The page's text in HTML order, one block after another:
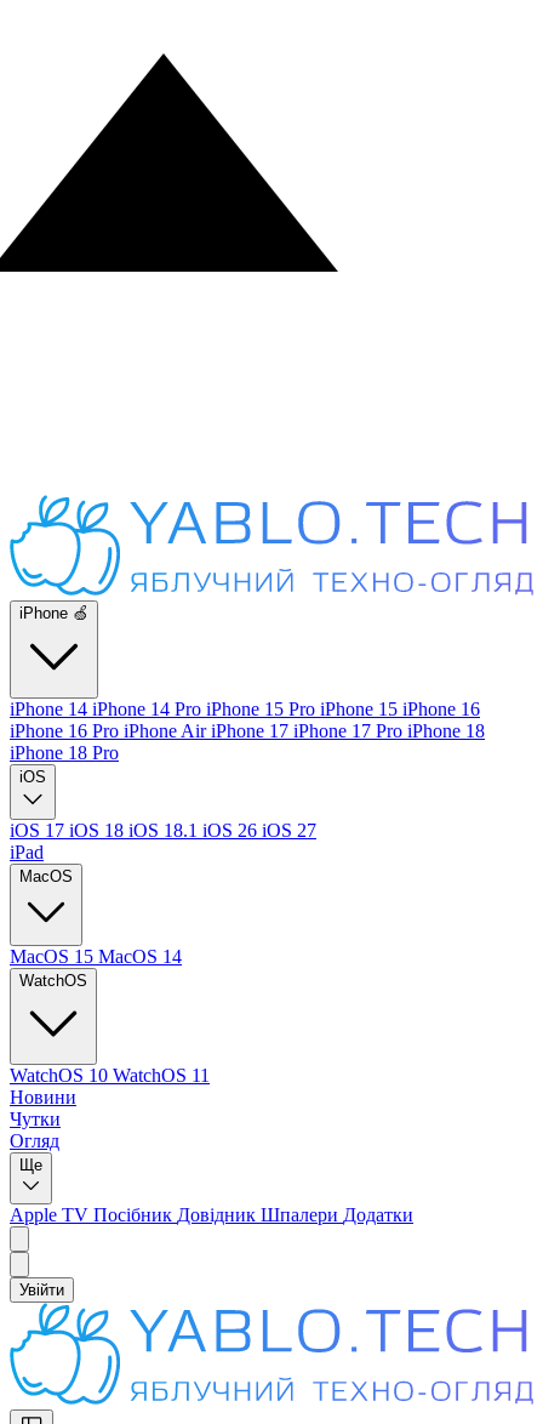
iPhone 🍏
iPhone 14 iPhone 14 Pro iPhone 15 Pro iPhone 15 iPhone 16
iPhone 16 Pro iPhone AiriPhone 17 iPhone 17 Pro iPhone 18
iPhone 18 Pro
iOS
iOS 17 iOS 18 iOS 18.1 iOS 26 iOS 27
iPad
MacOS
MacOS 15 MacOS 14
WatchOS
WatchOS 10 WatchOS 11
Новини
Чутки
Огляд
Ще
Apple TV Посібник Довідник Шпалери Додатки
Увійти